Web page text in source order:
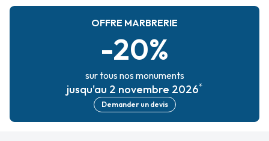
OFFRE MARBRERIE
-20%
sur tous nos monuments
jusqu'au 2 novembre 2026*
Demander un devis